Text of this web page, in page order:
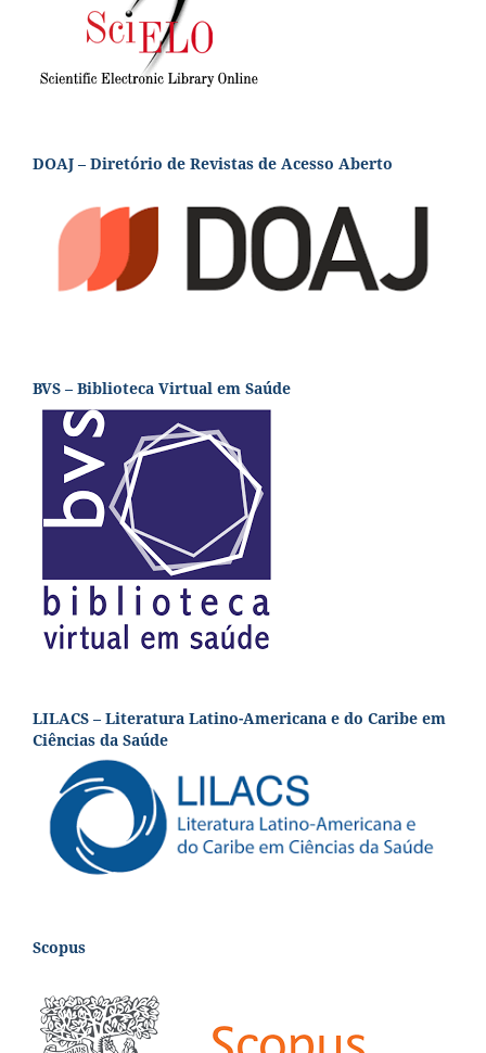
DOAJ – Diretório de Revistas de Acesso Aberto
BVS – Biblioteca Virtual em Saúde
LILACS – Literatura Latino-Americana e do Caribe em
Ciências da Saúde
Scopus